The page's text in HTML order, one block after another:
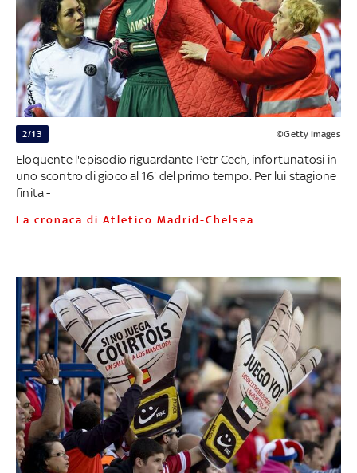
2/13 ©Getty Images
Eloquente l'episodio riguardante Petr Cech, infortunatosi in
uno scontro di gioco al 16' del primo tempo. Per lui stagione
finita -
La cronaca di Atletico Madrid-Chelsea